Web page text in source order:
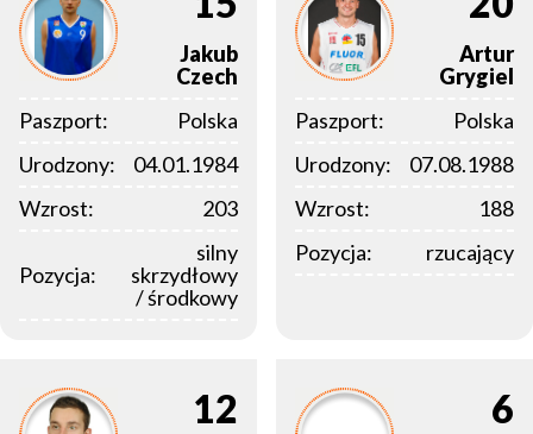
Jakub
Czech
Paszport:
Polska
Urodzony:
04.01.1984
Wzrost:
203
Pozycja:
silny
skrzydłowy
/ środkowy
Artur
Grygiel
Paszport:
Polska
Urodzony:
07.08.1988
Wzrost:
188
Pozycja:
rzucający
12 6